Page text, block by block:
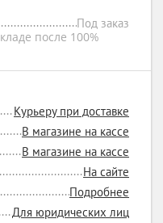
Под заказ
после 100%
Курьеру при доставке
В магазине на кассе
В магазине на кассе
На сайте
Подробнее
Для юридических лиц